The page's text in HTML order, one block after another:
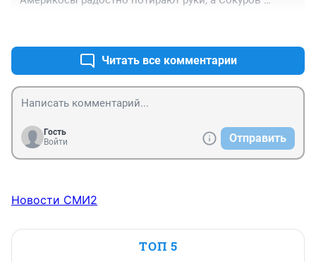
Читать все комментарии
Гость
Войти
Отправить
Новости СМИ2
ТОП 5